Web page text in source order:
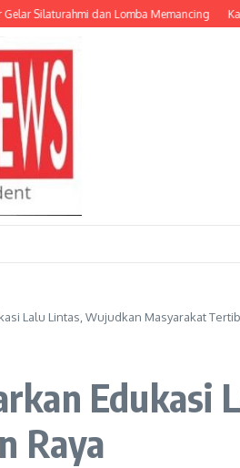
dan Lomba Memancing Kapolres
Lalu Lintas, Wujudkan Masyarakat
Raya